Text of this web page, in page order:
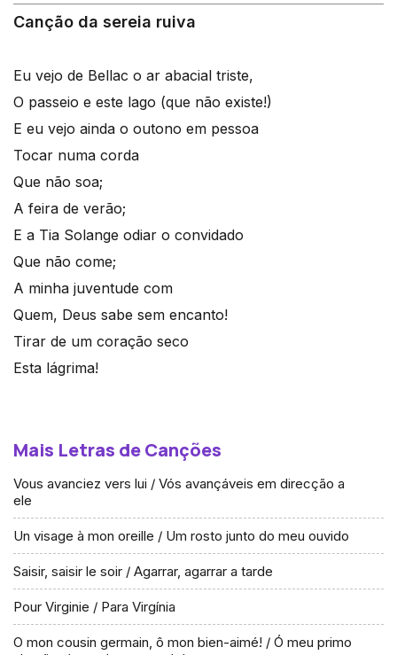
Canção da sereia ruiva
Eu vejo de Bellac o ar abacial triste,
O passeio e este lago (que não existe!)
E eu vejo ainda o outono em pessoa
Tocar numa corda
Que não soa;
A feira de verão;
E a Tia Solange odiar o convidado
Que não come;
A minha juventude com
Quem, Deus sabe sem encanto!
Tirar de um coração seco
Esta lágrima!
Mais Letras de Canções
Vous avanciez vers lui / Vós avançáveis em direcção a
ele
Un visage à mon oreille / Um rosto junto do meu ouvido
Saisir, saisir le soir / Agarrar, agarrar a tarde
Pour Virginie / Para Virgínia
O mon cousin germain, ô mon bien-aimé! / Ó meu primo